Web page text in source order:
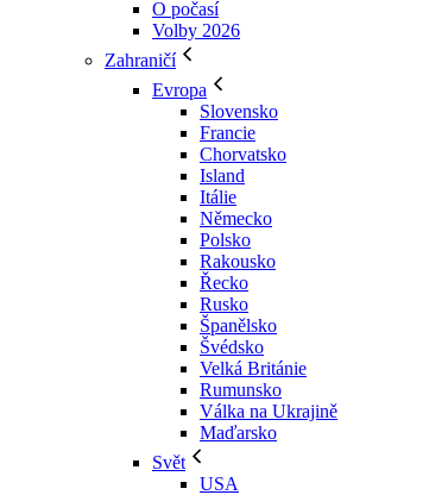
O počasí
Volby 2026
Zahraničí
Evropa
Slovensko
Francie
Chorvatsko
Island
Itálie
Německo
Polsko
Rakousko
Řecko
Rusko
Španělsko
Švédsko
Velká Británie
Rumunsko
Válka na Ukrajině
Maďarsko
Svět
USA